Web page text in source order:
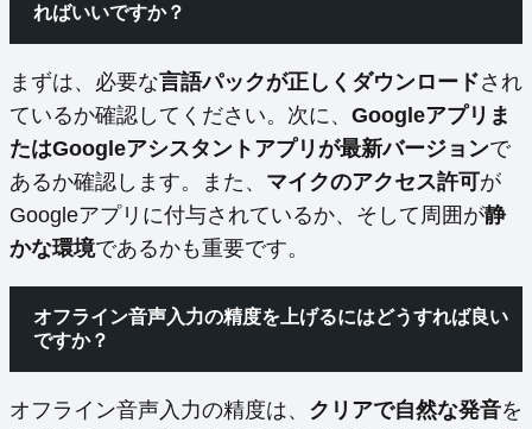
ればいいですか？
まずは、必要な言語パックが正しくダウンロードされ
ているか確認してください。次に、 Googleアプリま
たはGoogleアシスタントアプリが最新バージョンで
あるか確認します。また、 マイクのアクセス許可が
Googleアプリに付与されているか、そして周囲が静
かな環境であるかも重要です。
オフライン音声入力の精度を上げるにはどうすれば良い
ですか？
オフライン音声入力の精度は、 クリアで自然な発音を